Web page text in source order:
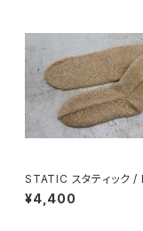
STATIC スタティック
i-Loft Sox / Cookie
¥4,400